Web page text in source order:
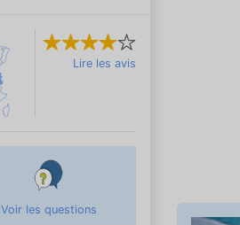
Lire les avis
Voir les questions